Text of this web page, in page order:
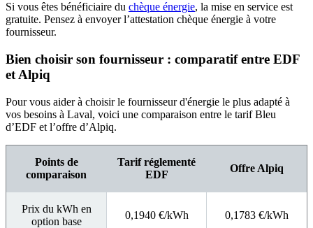
Si vous êtes bénéficiaire du chèque énergie, la mise en service est
gratuite. Pensez à envoyer l’attestation chèque énergie à votre
fournisseur.
Bien choisir son fournisseur : comparatif entre EDF
et Alpiq
Pour vous aider à choisir le fournisseur d'énergie le plus adapté à
vos besoins à Laval, voici une comparaison entre le tarif Bleu
d’EDF et l’offre d’Alpiq.
Points de
comparaison
Tarif réglementé
EDF
Offre Alpiq
Prix du kWh en
option base
0,1940 €/kWh 0,1783 €/kWh